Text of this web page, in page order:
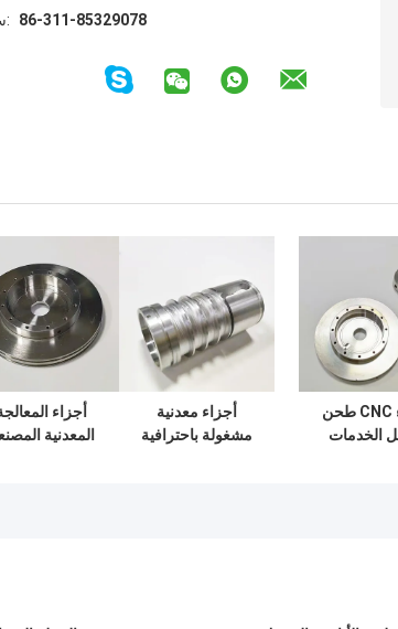
86-311-85329078
أجزاء CNC طحن
الخدمات
أجزاء معدنية
مشغولة باحترافية
أجزاء
المعدنية